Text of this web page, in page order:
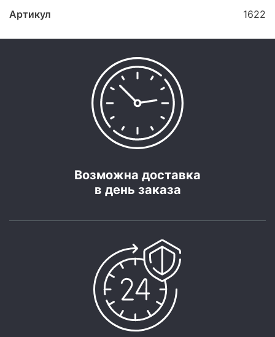
Артикул 1622
Возможна доставка
в день заказа